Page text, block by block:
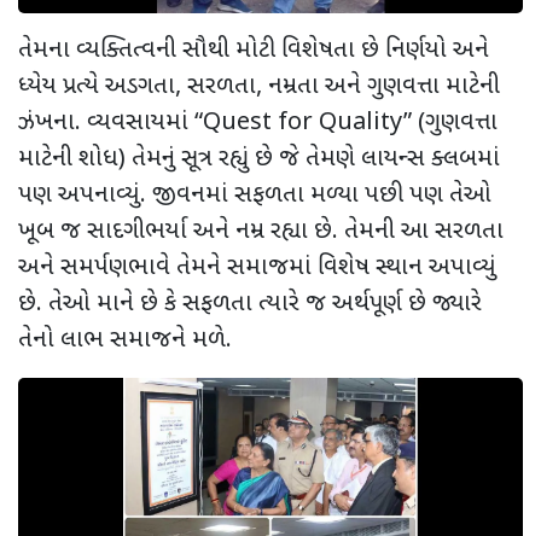
તેમના વ્યક્તિત્વની સૌથી મોટી વિશેષતા છે નિર્ણયો અને
ધ્યેય પ્રત્યે અડગતા, સરળતા, નમ્રતા અને ગુણવત્તા માટેની
ઝંખના. વ્યવસાયમાં “Quest for Quality” (ગુણવત્તા
માટેની શોધ) તેમનું સૂત્ર રહ્યું છે જે તેમણે લાયન્સ ક્લબમાં
પણ અપનાવ્યું. જીવનમાં સફળતા મળ્યા પછી પણ તેઓ
ખૂબ જ સાદગીભર્યા અને નમ્ર રહ્યા છે. તેમની આ સરળતા
અને સમર્પણભાવે તેમને સમાજમાં વિશેષ સ્થાન અપાવ્યું
છે. તેઓ માને છે કે સફળતા ત્યારે જ અર્થપૂર્ણ છે જ્યારે
તેનો લાભ સમાજને મળે.